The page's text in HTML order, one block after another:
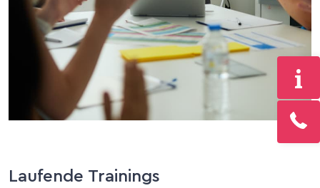
Laufende Trainings